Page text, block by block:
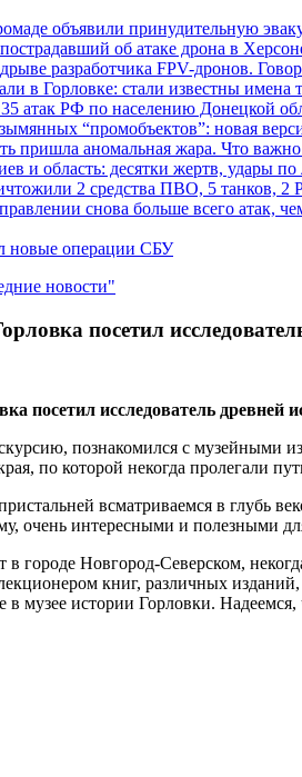
объявили принудительную
об атаке дрона в
разработчика FPV-дронов.
в Горловке: стали известны имена
атак РФ по населению Донецкой
“промобъектов”: новая
пришла аномальная жара. Что важно
и область: десятки жертв, удары
2 средства ПВО, 5 танков, 2
снова больше всего атак,
новые операции СБУ
новости"
посетил
посетил исследователь
познакомился с музейными
по которой некогда пролегали
всматриваемся в глубь
очень интересными и полезными
городе Новгород-Северском,
книг, различных
в музее истории Горловки.